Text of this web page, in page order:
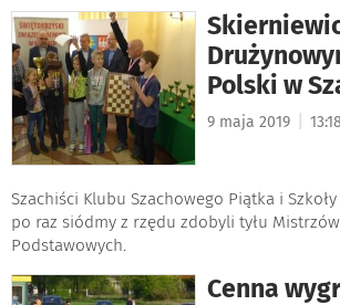
Polski w
9 maja 2019 13:18
Szachiści Klubu Szachowego Piątka i
po raz siódmy z rzędu zdobyli tyłu
Podstawowych.
Cenna